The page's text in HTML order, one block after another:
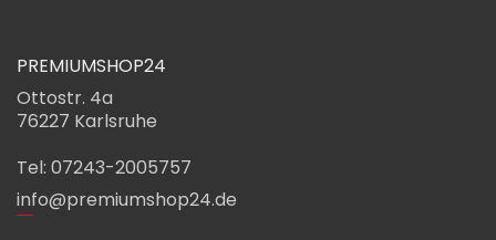
PREMIUMSHOP24
Ottostr. 4a
76227 Karlsruhe
Tel: 07243-2005757
info@premiumshop24.de